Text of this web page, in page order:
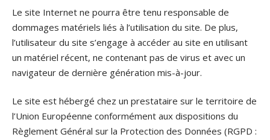
Le site Internet ne pourra être tenu responsable de
dommages matériels liés à l’utilisation du site. De plus,
l’utilisateur du site s’engage à accéder au site en utilisant
un matériel récent, ne contenant pas de virus et avec un
navigateur de dernière génération mis-à-jour.
Le site est hébergé chez un prestataire sur le territoire de
l’Union Européenne conformément aux dispositions du
Règlement Général sur la Protection des Données (RGPD :